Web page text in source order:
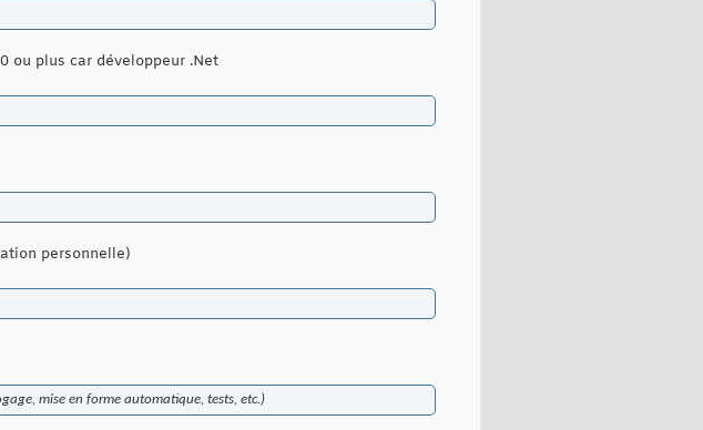
ou plus car développeur .Net
personnelle)
mise en forme automatique, tests, etc.)